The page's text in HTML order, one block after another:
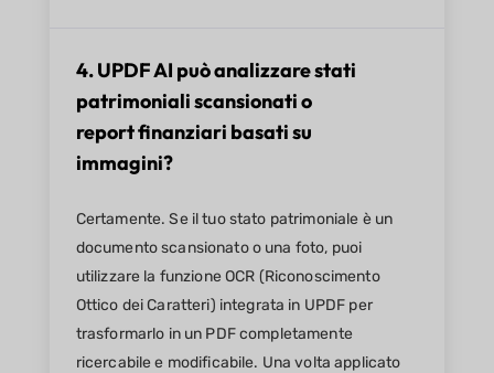
4. UPDF AI può analizzare stati
patrimoniali scansionati o
report finanziari basati su
immagini?
Certamente. Se il tuo stato patrimoniale è un
documento scansionato o una foto, puoi
utilizzare la funzione OCR (Riconoscimento
Ottico dei Caratteri) integrata in UPDF per
trasformarlo in un PDF completamente
ricercabile e modificabile. Una volta applicato